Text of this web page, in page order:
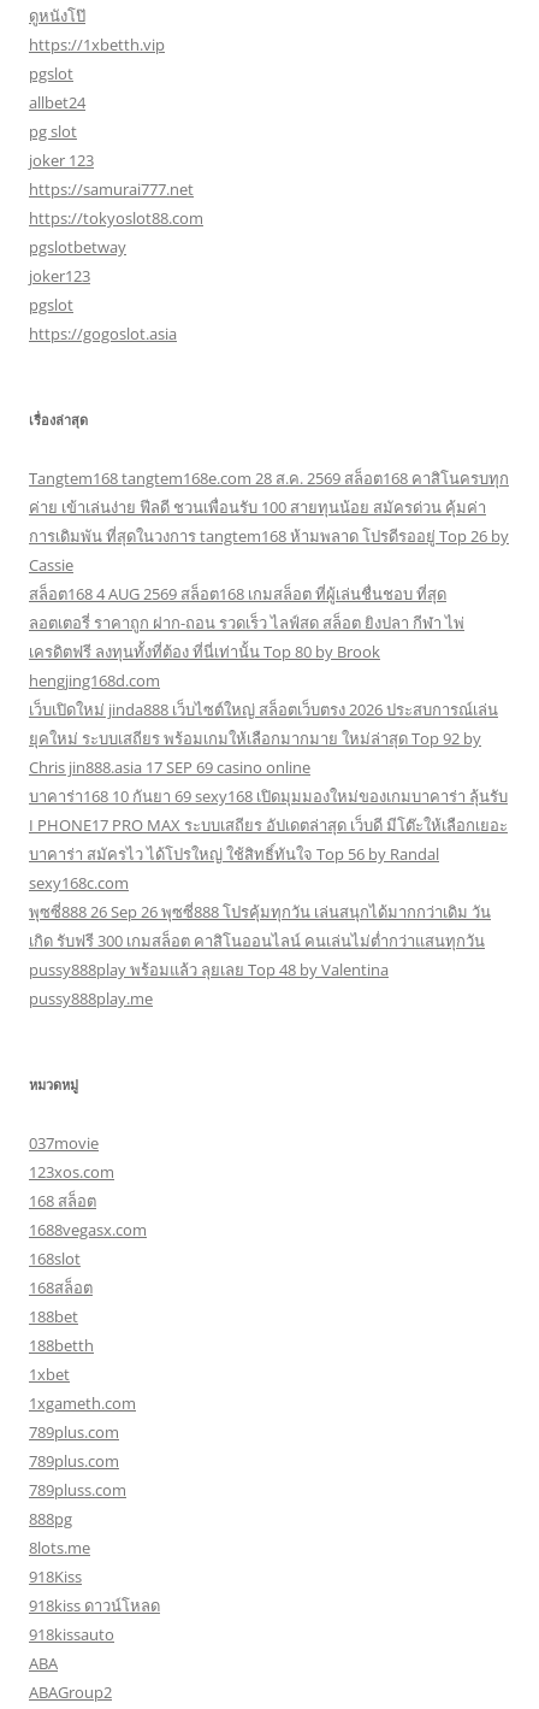
ดูหนังโป๊
https://1xbetth.vip
pgslot
allbet24
pg slot
joker 123
https://samurai777.net
https://tokyoslot88.com
pgslotbetway
joker123
pgslot
https://gogoslot.asia
เรื่องล่าสุด
Tangtem168 tangtem168e.com 28 ส.ค. 2569 สล็อต168 คาสิโนครบทุก
ค่าย เข้าเล่นง่าย ฟีลดี ชวนเพื่อนรับ 100 สายทุนน้อย สมัครด่วน คุ้มค่า
การเดิมพัน ที่สุดในวงการ tangtem168 ห้ามพลาด โปรดีรออยู่ Top 26 by
Cassie
สล็อต168 4 AUG 2569 สล็อต168 เกมสล็อต ที่ผู้เล่นชื่นชอบ ที่สุด
ลอตเตอรี่ ราคาถูก ฝาก-ถอน รวดเร็ว ไลฟ์สด สล็อต ยิงปลา กีฬา ไพ่
เครดิตฟรี ลงทุนทั้งที่ต้อง ที่นี่เท่านั้น Top 80 by Brook
hengjing168d.com
เว็บเปิดใหม่ jinda888 เว็บไซต์ใหญ่ สล็อตเว็บตรง 2026 ประสบการณ์เล่น
ยุคใหม่ ระบบเสถียร พร้อมเกมให้เลือกมากมาย ใหม่ล่าสุด Top 92 by
Chris jin888.asia 17 SEP 69 casino online
บาคาร่า168 10 กันยา 69 sexy168 เปิดมุมมองใหม่ของเกมบาคาร่า ลุ้นรับ
I PHONE17 PRO MAX ระบบเสถียร อัปเดตล่าสุด เว็บดี มีโต๊ะให้เลือกเยอะ
บาคาร่า สมัครไว ได้โปรใหญ่ ใช้สิทธิ์ทันใจ Top 56 by Randal
sexy168c.com
พุซซี่888 26 Sep 26 พุซซี่888 โปรคุ้มทุกวัน เล่นสนุกได้มากกว่าเดิม วัน
เกิด รับฟรี 300 เกมสล็อต คาสิโนออนไลน์ คนเล่นไม่ต่ำกว่าแสนทุกวัน
pussy888play พร้อมแล้ว ลุยเลย Top 48 by Valentina
pussy888play.me
หมวดหมู่
037movie
123xos.com
168 สล็อต
1688vegasx.com
168slot
168สล็อต
188bet
188betth
1xbet
1xgameth.com
789plus.com
789plus.com
789pluss.com
888pg
8lots.me
918Kiss
918kiss ดาวน์โหลด
918kissauto
ABA
ABAGroup2